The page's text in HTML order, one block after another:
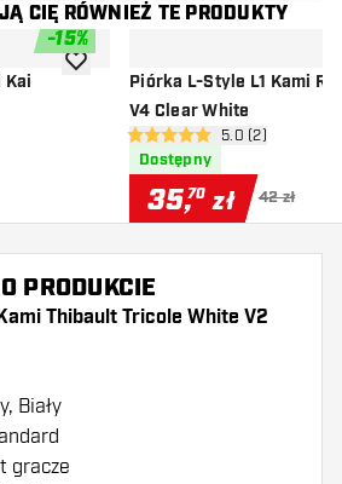
CIĘ RÓWNIEŻ TE PRODUKTY
-15%
Kai
dodaj do listy życzeń
Piórka L-Style L1 Kami
V4 Clear White
otwórz panel
5 gwiazdki oceny5.0 (2)
Dostępny
35,70 zł 42 zł
PRODUKCIE
Thibault Tricole White V2
Biały
gracze